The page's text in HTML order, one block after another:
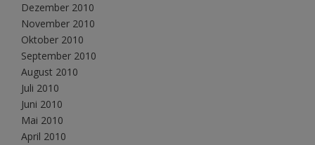
Dezember 2010
November 2010
Oktober 2010
September 2010
August 2010
Juli 2010
Juni 2010
Mai 2010
April 2010